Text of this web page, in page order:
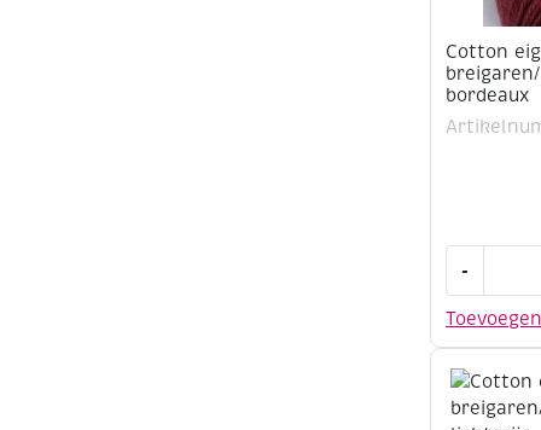
Cotton
bordeaux
Toevoegen
-
8/4,
50
gram,